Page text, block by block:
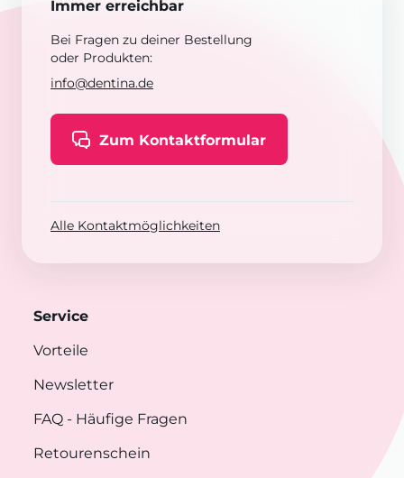
Immer erreichbar
Bei Fragen zu deiner Bestellung
oder Produkten:
info@dentina.de
Zum Kontaktformular
Alle Kontaktmöglichkeiten
Service
Vorteile
Newsletter
FAQ - Häufige Fragen
Retourenschein